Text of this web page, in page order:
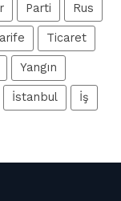
Parti Rus
Ticaret
Yangın
İstanbul İş